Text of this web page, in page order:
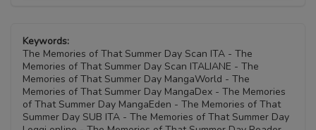
Keywords:
The Memories of That Summer Day Scan ITA - The
Memories of That Summer Day Scan ITALIANE - The
Memories of That Summer Day MangaWorld - The
Memories of That Summer Day MangaDex - The Memories
of That Summer Day MangaEden - The Memories of That
Summer Day SUB ITA - The Memories of That Summer Day